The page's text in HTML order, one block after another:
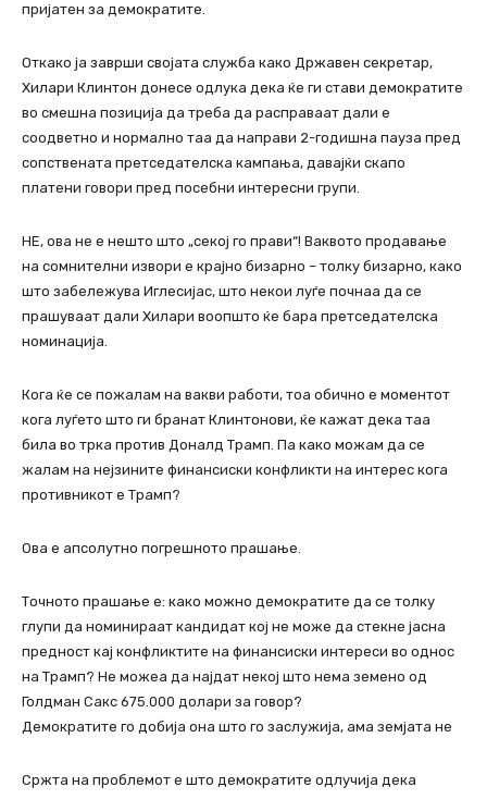
пријатен за демократите.
Откако ја заврши својата служба како Државен секретар,
Хилари Клинтон донесе одлука дека ќе ги стави демократите
во смешна позиција да треба да расправаат дали е
соодветно и нормално таа да направи 2-годишна пауза пред
сопствената претседателска кампања, давајќи скапо
платени говори пред посебни интересни групи.
НЕ, ова не е нешто што „секој го прави“! Ваквото продавање
на сомнителни извори е крајно бизарно – толку бизарно, како
што забележува Иглесијас, што некои луѓе почнаа да се
прашуваат дали Хилари воопшто ќе бара претседателска
номинација.
Кога ќе се пожалам на вакви работи, тоа обично е моментот
кога луѓето што ги бранат Клинтонови, ќе кажат дека таа
била во трка против Доналд Трамп. Па како можам да се
жалам на нејзините финансиски конфликти на интерес кога
противникот е Трамп?
Ова е апсолутно погрешното прашање.
Точното прашање е: како можно демократите да се толку
глупи да номинираат кандидат кој не може да стекне јасна
предност кај конфликтите на финансиски интереси во однос
на Трамп? Не можеа да најдат некој што нема земено од
Голдман Сакс 675.000 долари за говор?
Демократите го добија она што го заслужија, ама земјата не
Сржта на проблемот е што демократите одлучија дека